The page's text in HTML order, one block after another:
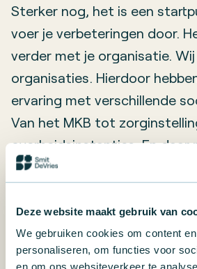
Deze website maakt gebruik van
We gebruiken cookies om content
personaliseren, om functies voor
Sterker nog, het is een
voer je verbeteringen door.
verder met je organisatie.
organisaties. Hierdoor
ervaring met verschillende
Van het MKB tot
overheidsinstanties. En daar
vruchten van. Je krijgt
echt mee verder kan. En als
het alleen moet doen, heb je
doen het samen. Jullie